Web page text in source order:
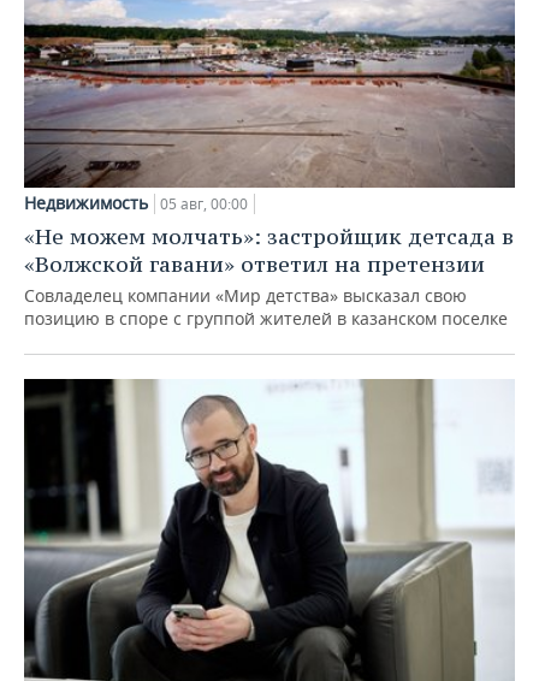
Недвижимость 05 авг, 00:00
«Не можем молчать»: застройщик детсада в
«Волжской гавани» ответил на претензии
Совладелец компании «Мир детства» высказал свою
позицию в споре с группой жителей в казанском поселке